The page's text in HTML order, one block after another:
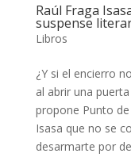
Raúl Fraga
suspense
Libros
¿Y si el encierro
al abrir una
propone Punto
Isasa que no se
desarmarte por